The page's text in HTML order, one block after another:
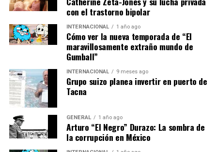
Implicaciones para el cónclave
La ausencia de Njue y del cardenal español Antonio
Cañizares, arzobispo emérito de Valencia, reduce el
excusados por motivos de salud, aunque las reglas del
cónclave permiten su incorporación en cualquier
momento antes de la elección del nuevo Papa, siempre
inicial.
Este tipo de situaciones pone de manifiesto la
con el trastorno bipolar
INTERNACIONAL 1 año ago
Cómo ver la nueva temporada de “El
maravillosamente extraño mundo de
Gumball”
INTERNACIONAL 9 meses ago
Grupo suizo planea invertir en puerto de
Tacna
GENERAL 1 año ago
Arturo “El Negro” Durazo: La sombra de
la corrupción en México